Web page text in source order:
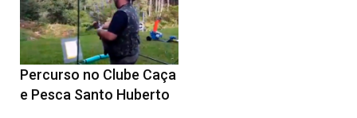
Percurso no Clube Caça
e Pesca Santo Huberto